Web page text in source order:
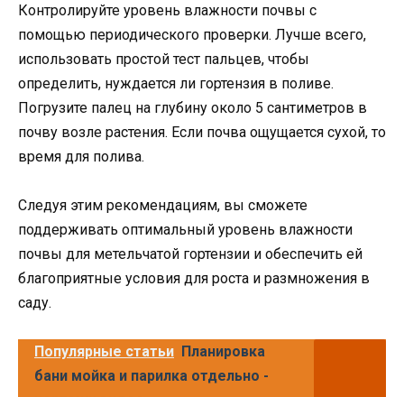
Контролируйте уровень влажности почвы с
помощью периодического проверки. Лучше всего,
использовать простой тест пальцев, чтобы
определить, нуждается ли гортензия в поливе.
Погрузите палец на глубину около 5 сантиметров в
почву возле растения. Если почва ощущается сухой, то
время для полива.
Следуя этим рекомендациям, вы сможете
поддерживать оптимальный уровень влажности
почвы для метельчатой гортензии и обеспечить ей
благоприятные условия для роста и размножения в
саду.
Популярные статьи Планировка
бани мойка и парилка отдельно -